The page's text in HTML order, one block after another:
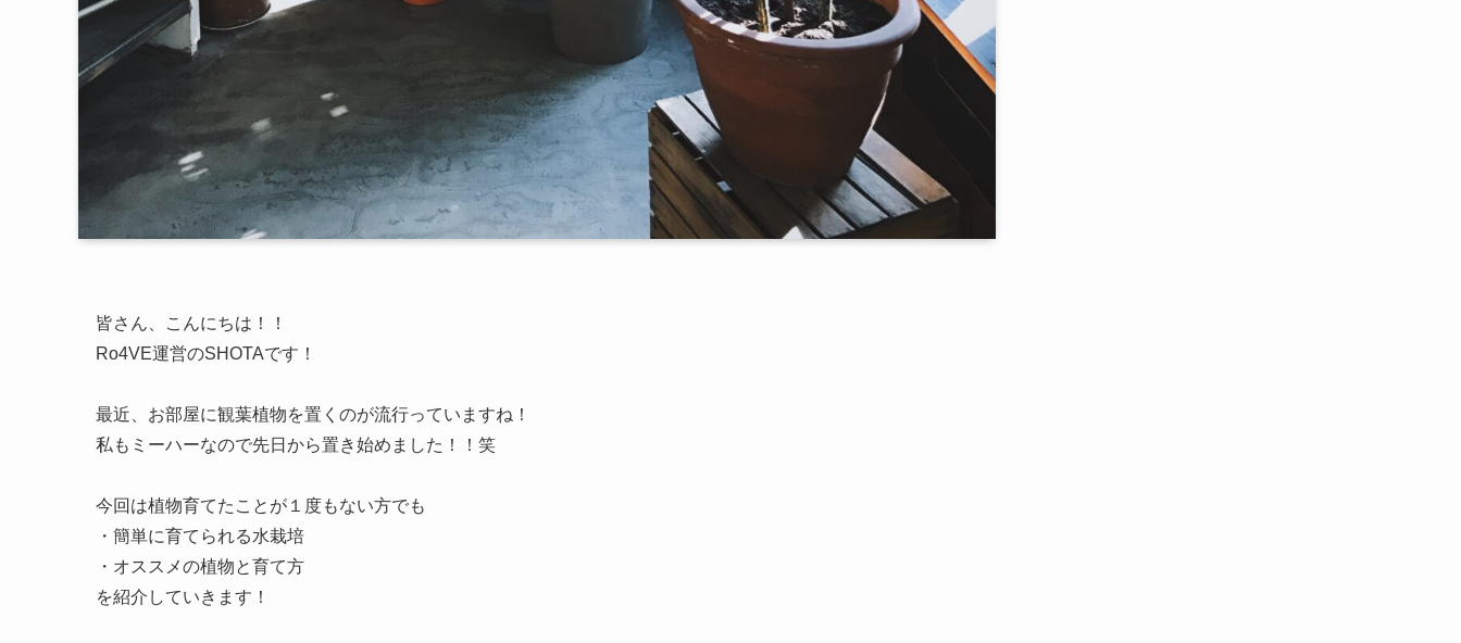
皆さん、こんにちは！！
Ro4VE運営のSHOTAです！
最近、お部屋に観葉植物を置くのが流行っていますね！
私もミーハーなので先日から置き始めました！！笑
今回は植物育てたことが１度もない方でも
・簡単に育てられる水栽培
・オススメの植物と育て方
を紹介していきます！